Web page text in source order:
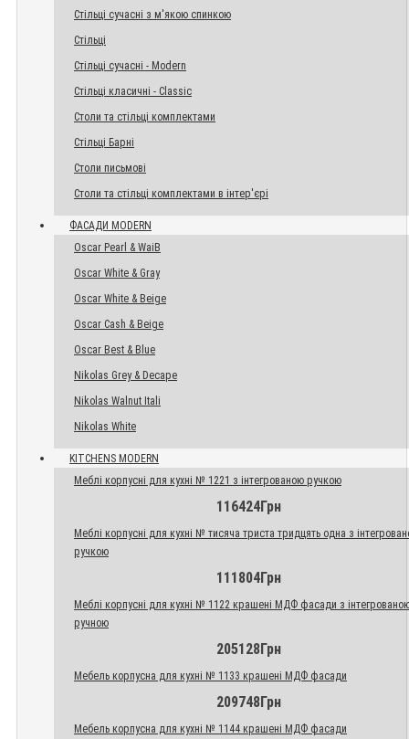
Стільці сучасні з м'якою спинкою
Стільці
Стільці сучасні - Modern
Стільці класичні - Classic
Столи та стільці комплектами
Стільці Барні
Столи письмові
Столи та стільці комплектами в інтер'єрі
ФАСАДИ MODERN
Oscar Pearl & WaiB
Oscar White & Gray
Oscar White & Beige
Oscar Cash & Beige
Oscar Best & Blue
Nikolas Grey & Decape
Nikolas Walnut Itali
Nikolas White
KITCHENS MODERN
Меблі корпусні для кухні № 1221 з інтегрованою ручкою
116424Грн
Меблі корпусні для кухні № тисяча триста тридцять одна з
ручкою
111804Грн
Меблі корпусні для кухні № 1122 крашені МДФ фасади з
ручною
205128Грн
Мебель корпусна для кухні № 1133 крашені МДФ фасади
209748Грн
Мебель корпусна для кухні № 1144 крашені МДФ фасади